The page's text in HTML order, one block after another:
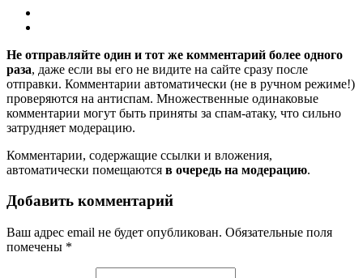
Не отправляйте один и тот же комментарий более одного
раза, даже если вы его не видите на сайте сразу после
отправки. Комментарии автоматически (не в ручном режиме!)
проверяются на антиспам. Множественные одинаковые
комментарии могут быть приняты за спам-атаку, что сильно
затрудняет модерацию.
Комментарии, содержащие ссылки и вложения,
автоматически помещаются в очередь на модерацию.
Добавить комментарий
Ваш адрес email не будет опубликован. Обязательные поля
помечены *